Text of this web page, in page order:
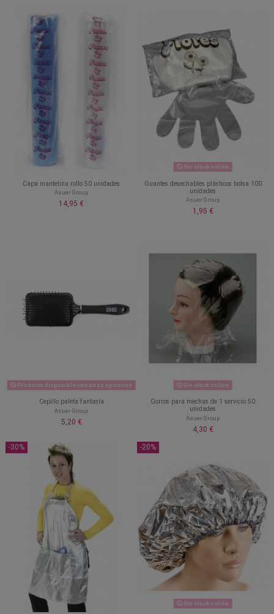
Capa mantelina rollo 50 unidades
Asuer Group
14,95 €
Sin stock online
Guantes desechables plásticos bolsa 100
unidades
Asuer Group
1,95 €
Producto disponible con otras opciones
Cepillo paleta fantasía
Asuer Group
5,20 €
Sin stock online
Gorros para mechas de 1 servicio 50
unidades
Asuer Group
4,30 €
-30% -20%
Sin stock online